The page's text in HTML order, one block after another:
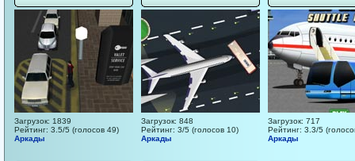
Загрузок: 1839
Рейтинг: 3.5/5 (голосов 49)
Аркады
Загрузок: 848
Рейтинг: 3/5 (голосов 10)
Аркады
Загрузок: 717
Рейтинг: 3.3/5
Аркады